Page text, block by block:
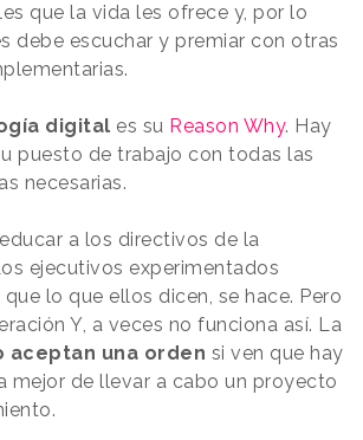
que la vida les ofrece y, por lo
debe escuchar y premiar con otras
digital es su Reason Why. Hay
puesto de trabajo con todas las
necesarias.
a los directivos de la
ejecutivos experimentados
lo que ellos dicen, se hace. Pero
Y, a veces no funciona así. La
aceptan una orden si ven que hay
mejor de llevar a cabo un proyecto